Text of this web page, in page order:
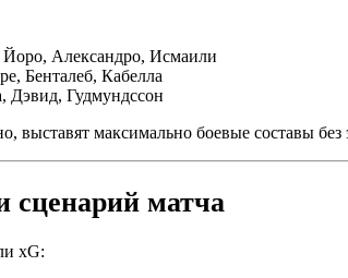
Александро, Исмаили
Бенталеб, Кабелла
Дэвид, Гудмундссон
выставят максимально боевые составы без
сценарий матча
xG: